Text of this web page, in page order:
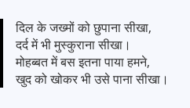
दिल के जख्मों को छुपाना सीखा,
दर्द में भी मुस्कुराना सीखा।
मोहब्बत में बस इतना पाया हमने,
खुद को खोकर भी उसे पाना सीखा।